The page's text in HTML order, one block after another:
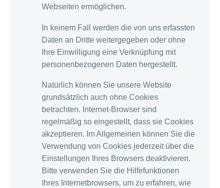
Webseiten ermöglichen.
In keinem Fall werden die von uns erfassten
Daten an Dritte weitergegeben oder ohne
Ihre Einwilligung eine Verknüpfung mit
personenbezogenen Daten hergestellt.
Natürlich können Sie unsere Website
grundsätzlich auch ohne Cookies
betrachten. Internet-Browser sind
regelmäßig so eingestellt, dass sie Cookies
akzeptieren. Im Allgemeinen können Sie die
Verwendung von Cookies jederzeit über die
Einstellungen Ihres Browsers deaktivieren.
Bitte verwenden Sie die Hilfefunktionen
Ihres Internetbrowsers, um zu erfahren, wie